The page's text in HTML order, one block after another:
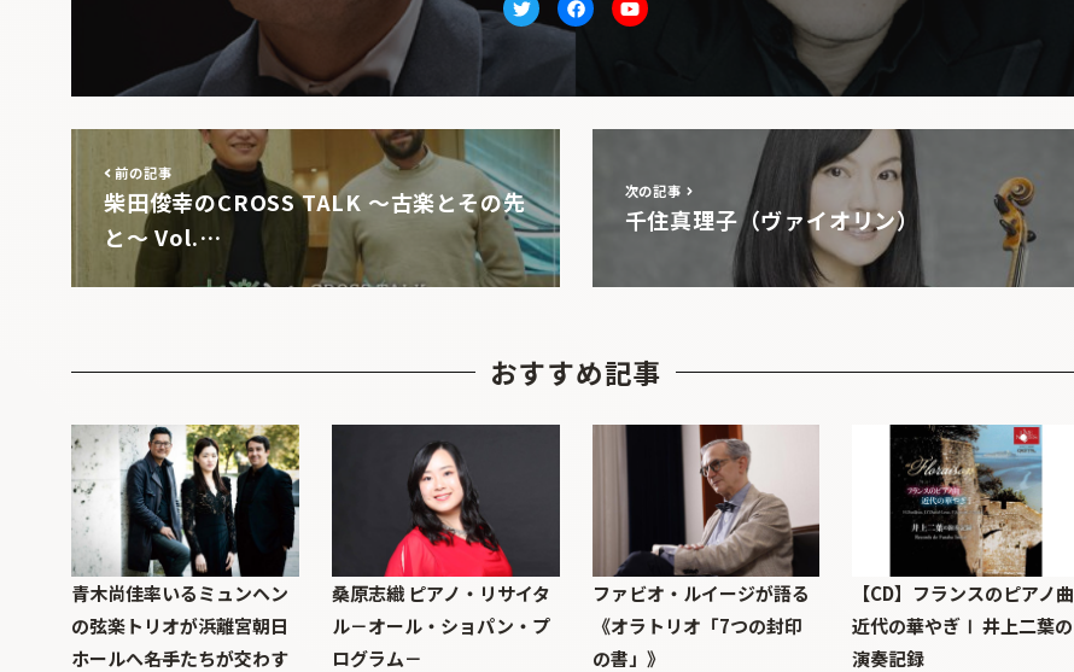
TwitterfacebookYoutube
前の記事
柴田俊幸のCROSS TALK 〜古楽とその先
と〜 Vol.…
次の記事
千住真理子（ヴァイオリン）
おすすめ記事
青木尚佳率いるミュンヘン
の弦楽トリオが浜離宮朝日
ホールへ――名手たちが交わす
桑原志織 ピアノ・リサイタ
ル－オール・ショパン・プ
ログラム－
ファビオ・ルイージが語る
《オラトリオ「7つの封印
の書」》
【CD】フランスのピアノ曲
近代の華やぎⅠ 井上二葉の
演奏記録